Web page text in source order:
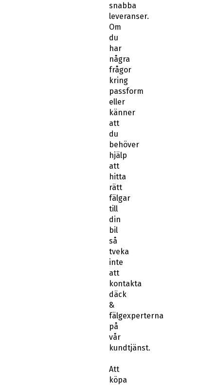
snabba
leveranser.
Om
du
har
några
frågor
kring
passform
eller
känner
att
du
behöver
hjälp
att
hitta
rätt
fälgar
till
din
bil
så
tveka
inte
att
kontakta
däck
&
fälgexperterna
på
vår
kundtjänst.
Att
köpa